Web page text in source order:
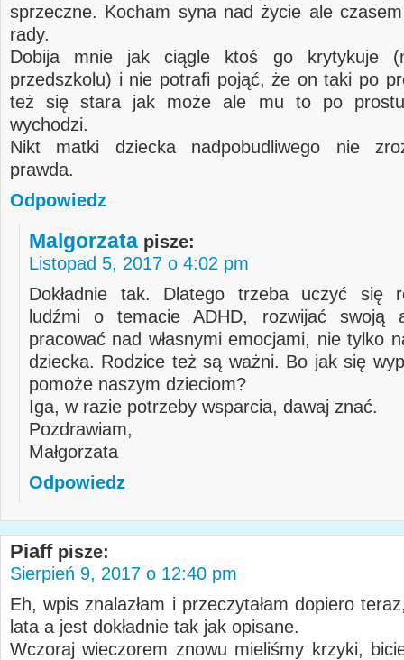
sprzeczne. Kocham syna nad życie ale
rady.
Dobija mnie jak ciągle ktoś go krytykuje
przedszkolu) i nie potrafi pojąć, że on taki po
też się stara jak może ale mu to po
wychodzi.
Nikt matki dziecka nadpobudliwego nie
prawda.
Odpowiedz
Malgorzata pisze:
Listopad 5, 2017 o 4:02 pm
Dokładnie tak. Dlatego trzeba uczyć się
ludźmi o temacie ADHD, rozwijać swoją
pracować nad własnymi emocjami, nie tylko
dziecka. Rodzice też są ważni. Bo jak się
pomoże naszym dzieciom?
Iga, w razie potrzeby wsparcia, dawaj znać.
Pozdrawiam,
Małgorzata
Odpowiedz
Piaff pisze:
Sierpień 9, 2017 o 12:40 pm
Eh, wpis znalazłam i przeczytałam dopiero
lata a jest dokładnie tak jak opisane.
Wczoraj wieczorem znowu mieliśmy krzyki,